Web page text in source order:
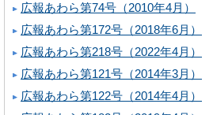
広報あわら第74号（2010年4月）
広報あわら第172号（2018年6月）
広報あわら第218号（2022年4月）
広報あわら第121号（2014年3月）
広報あわら第122号（2014年4月）